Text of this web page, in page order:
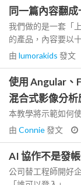
同一篇內容翻
我們做的是一套「
的產品，內容要以
由 lumorakids 發文
使用 Angular、
混合式影像分析
本教學將示範如何
由 Connie發文
AI 協作不是發
公司替工程師開好